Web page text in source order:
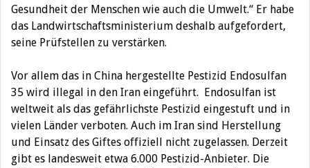
Gesundheit der Menschen wie auch die Umwelt.“ Er habe
das Landwirtschaftsministerium deshalb aufgefordert,
seine Prüfstellen zu verstärken.
Vor allem das in China hergestellte Pestizid Endosulfan
35 wird illegal in den Iran eingeführt. Endosulfan ist
weltweit als das gefährlichste Pestizid eingestuft und in
vielen Länder verboten. Auch im Iran sind Herstellung
und Einsatz des Giftes offiziell nicht zugelassen. Derzeit
gibt es landesweit etwa 6.000 Pestizid-Anbieter. Die